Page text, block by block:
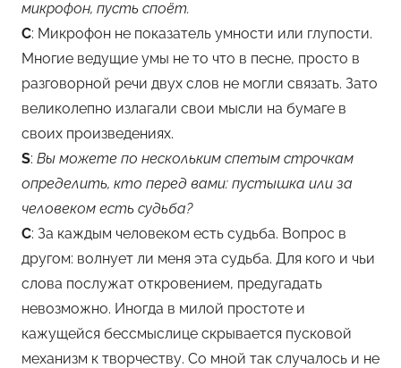
микрофон, пусть споёт.
С: Микрофон не показатель умности или глупости.
Многие ведущие умы не то что в песне, просто в
разговорной речи двух слов не могли связать. Зато
великолепно излагали свои мысли на бумаге в
своих произведениях.
S: Вы можете по нескольким спетым строчкам
определить, кто перед вами: пустышка или за
человеком есть судьба?
С: За каждым человеком есть судьба. Вопрос в
другом: волнует ли меня эта судьба. Для кого и чьи
слова послужат откровением, предугадать
невозможно. Иногда в милой простоте и
кажущейся бессмыслице скрывается пусковой
механизм к творчеству. Со мной так случалось и не